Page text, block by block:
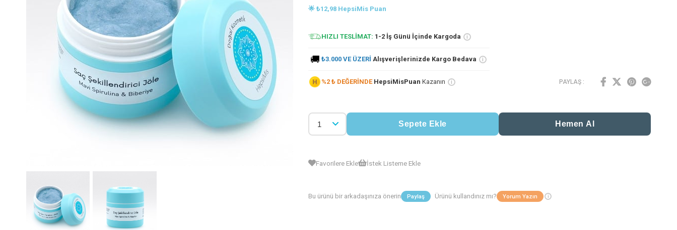
🌟 ₺12,98 HepsiMis Puan
HIZLI TESLİMAT: 1-2 İş Günü İçinde Kargoda i
🚚 ₺3.000 VE ÜZERİ Alışverişlerinizde Kargo Bedava i
%2 ₺ DEĞERİNDE HepsiMisPuan Kazanın i PAYLAŞ :
Favorilere Ekle İstek Listeme Ekle
i